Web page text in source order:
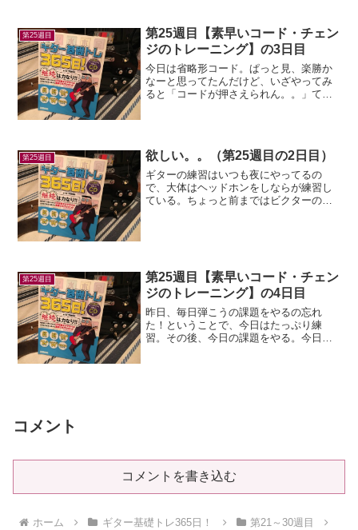
第25週目
第25週目【素早いコード・チェン
ジのトレーニング】の3日目
今日は省略形コード。ぱっと見、楽勝か
なーと思ってたんだけど、いざやってみ
ると「コードが押さえられん。。」てい
第25週目 欲しい。。（第25週目の2日目）
ギターの練習はいつも夜にやってるの
で、大体はヘッドホンをしならが練習し
ている。ちょっと前まではビクターのコ
第25週目
第25週目【素早いコード・チェン
ジのトレーニング】の4日目
昨日、毎日弾こうの課題をやるの忘れ
た！ということで、今日はたっぷり練
習。その後、今日の課題をやる。今日の
コメント
コメントを書き込む
ホーム ギター基礎トレ365日！
第21～30週目